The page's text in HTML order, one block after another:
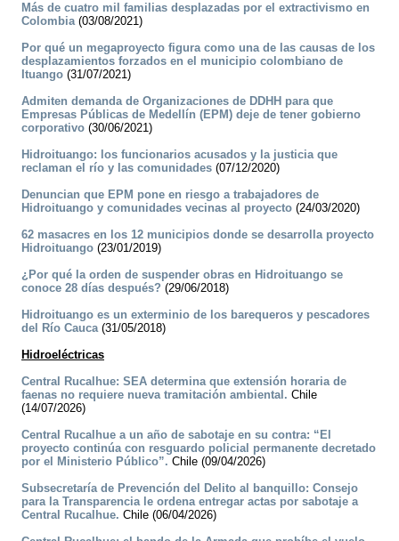
Más de cuatro mil familias desplazadas por el extractivismo en
Colombia(03/08/2021)
Por qué un megaproyecto figura como una de las causas de los
desplazamientos forzados en el municipio colombiano de
Ituango (31/07/2021)
Admiten demanda de Organizaciones de DDHH para que
Empresas Públicas de Medellín (EPM) deje de tener gobierno
corporativo (30/06/2021)
Hidroituango: los funcionarios acusados y la justicia que
reclaman el río y las comunidades (07/12/2020)
Denuncian que EPM pone en riesgo a trabajadores de
Hidroituango y comunidades vecinas al proyecto (24/03/2020)
62 masacres en los 12 municipios donde se desarrolla proyecto
Hidroituango (23/01/2019)
¿Por qué la orden de suspender obras en Hidroituango se
conoce 28 días después? (29/06/2018)
Hidroituango es un exterminio de los barequeros y pescadores
del Río Cauca(31/05/2018)
Hidroeléctricas
Central Rucalhue: SEA determina que extensión horaria de
faenas no requiere nueva tramitación ambiental. Chile
(14/07/2026)
Central Rucalhue a un año de sabotaje en su contra: “El
proyecto continúa con resguardo policial permanente decretado
por el Ministerio Público”. Chile (09/04/2026)
Subsecretaría de Prevención del Delito al banquillo: Consejo
para la Transparencia le ordena entregar actas por sabotaje a
Central Rucalhue. Chile (06/04/2026)